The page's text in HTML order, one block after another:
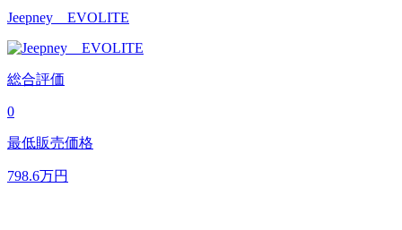
Jeepney EVOLITE
総合評価
0
最低販売価格
798.6万円